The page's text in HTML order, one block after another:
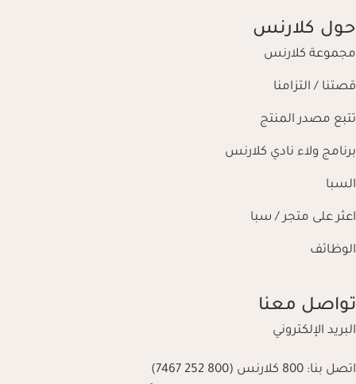
حول كلارنس
مجموعة كلارنس
قصتنا / التزامنا
تتبع مصدر المنتج
برنامج ولاء نادي كلارنس
السبا
اعثر على متجر / سبا
الوظائف
تواصل معنا
البريد الإلكتروني
اتصل بنا: 800 كلارنس (800 252 7467)